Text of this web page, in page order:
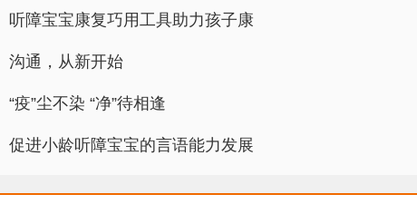
听障宝宝康复巧用工具助力孩子康
沟通，从新开始
“疫”尘不染 “净”待相逢
促进小龄听障宝宝的言语能力发展